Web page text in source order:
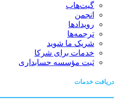
گیت‌هاب
انجمن
رویدادها
ترجمه‌ها
شریک ما شوید
خدمات برای شرکا
ثبت مؤسسه حسابداری
دریافت خدمات